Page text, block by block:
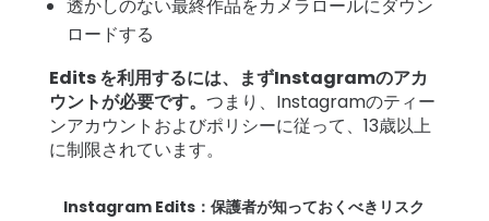
透かしのない最終作品をカメラロールにダウン
ロードする
Edits を利用するには、まずInstagramのアカ
ウントが必要です。 つまり、 Instagramのティー
ンアカウント およびポリシーに従って、13歳以上
に制限されています。
Instagram Edits：保護者が知っておくべきリスク